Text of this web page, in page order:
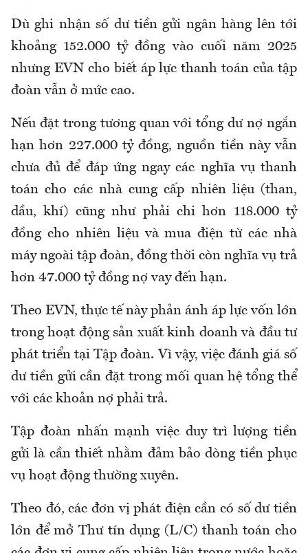
Dù ghi nhận số dư tiền gửi ngân hàng lên tới
khoảng 152.000 tỷ đồng vào cuối năm 2025
nhưng EVN cho biết áp lực thanh toán của tập
đoàn vẫn ở mức cao.
Nếu đặt trong tương quan với tổng dư nợ ngắn
hạn hơn 227.000 tỷ đồng, nguồn tiền này vẫn
chưa đủ để đáp ứng ngay các nghĩa vụ thanh
toán cho các nhà cung cấp nhiên liệu (than,
dầu, khí) cũngnhư phải chi hơn 118.000 tỷ
đồng cho nhiên liệu và mua điện từ các nhà
máy ngoài tập đoàn, đồng thời còn nghĩa vụ trả
hơn 47.000 tỷ đồng nợ vay đến hạn.
Theo EVN, thực tế này phản ánh áp lực vốn lớn
trong hoạt động sản xuất kinh doanh và đầu tư
phát triểntại Tập đoàn. Vì vậy, việc đánh giá số
dư tiền gửi cần đặt trong mối quan hệ tổng thể
với các khoản nợ phải trả.
Tập đoàn nhấn mạnh việc duy trì lượng tiền
gửi là cần thiết nhằm đảm bảo dòng tiền phục
vụ hoạt động thường xuyên.
Theo đó, các đơn vị phát điện cần có số dư tiền
lớn để mở Thư tín dụng (L/C) thanh toán cho